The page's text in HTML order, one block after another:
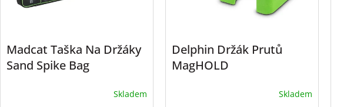
Madcat Taška Na Držáky
Sand Spike Bag
Skladem
Delphin Držák Prutů
MagHOLD
Skladem